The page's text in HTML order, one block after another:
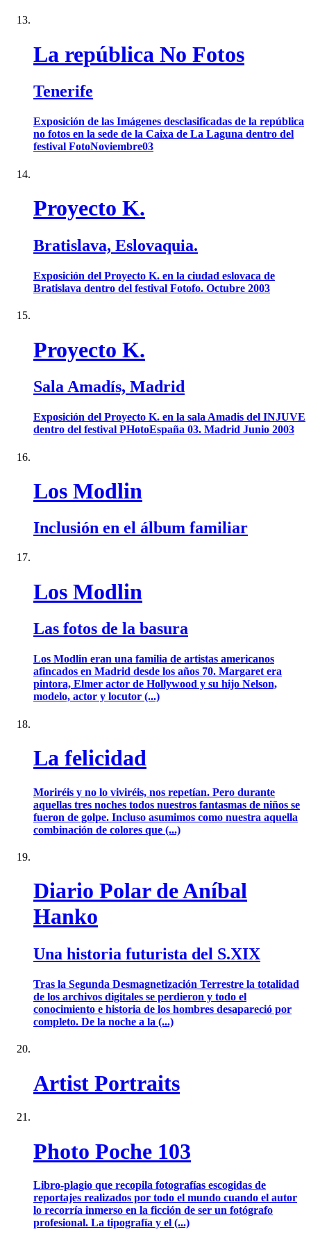
La república No Fotos
Tenerife
Exposición de las Imágenes desclasificadas de la república
no fotos en la sede de la Caixa de La Laguna dentro del
festival FotoNoviembre03
Proyecto K.
Bratislava, Eslovaquia.
Exposición del Proyecto K. en la ciudad eslovaca de
Bratislava dentro del festival Fotofo. Octubre 2003
Proyecto K.
Sala Amadís, Madrid
Exposición del Proyecto K. en la sala Amadis del INJUVE
dentro del festival PHotoEspaña 03. Madrid Junio 2003
Los Modlin
Inclusión en el álbum familiar
Los Modlin
Las fotos de la basura
Los Modlin eran una familia de artistas americanos
afincados en Madrid desde los años 70. Margaret era
pintora, Elmer actor de Hollywood y su hijo Nelson,
modelo, actor y locutor (...)
La felicidad
Moriréis y no lo viviréis, nos repetían. Pero durante
aquellas tres noches todos nuestros fantasmas de niños se
fueron de golpe. Incluso asumimos como nuestra aquella
combinación de colores que (...)
Diario Polar de Aníbal
Hanko
Una historia futurista del S.XIX
Tras la Segunda Desmagnetización Terrestre la totalidad
de los archivos digitales se perdieron y todo el
conocimiento e historia de los hombres desapareció por
completo. De la noche a la (...)
Artist Portraits
Photo Poche 103
Libro-plagio que recopila fotografías escogidas de
reportajes realizados por todo el mundo cuando el autor
lo recorría inmerso en la ficción de ser un fotógrafo
profesional. La tipografía y el (...)